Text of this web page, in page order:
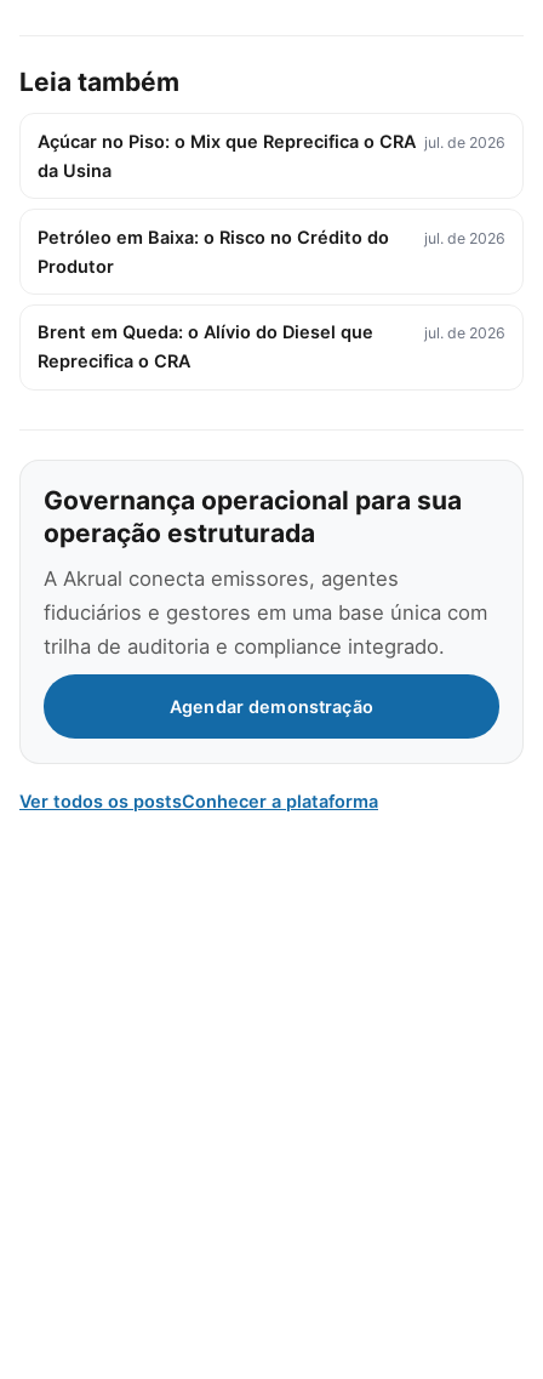
Leia também
Açúcar no Piso: o Mix que Reprecifica o CRA
da Usina
jul. de 2026
Petróleo em Baixa: o Risco no Crédito do
Produtor
jul. de 2026
Brent em Queda: o Alívio do Diesel que
Reprecifica o CRA
jul. de 2026
Governança operacional para sua
operação estruturada
A Akrual conecta emissores, agentes
fiduciários e gestores em uma base única com
trilha de auditoria e compliance integrado.
Agendar demonstração
Ver todos os postsConhecer a plataforma